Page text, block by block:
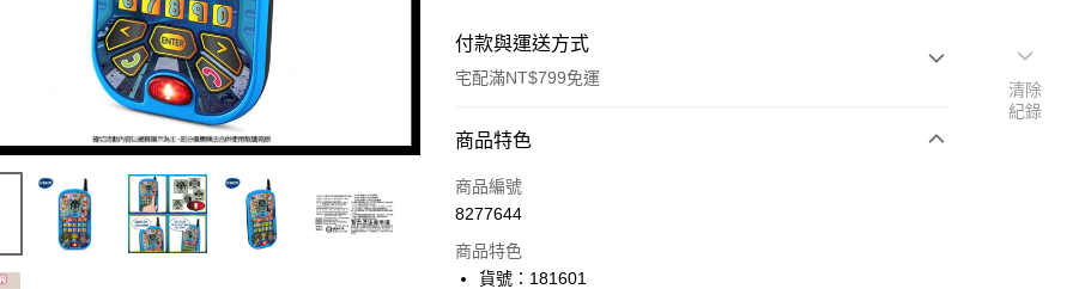
付款與運送方式
宅配滿NT$799免運
付款方式
icash Pay
數位禮券
商品特色
商品編號
8277644
商品特色
貨號：181601
清除
紀錄